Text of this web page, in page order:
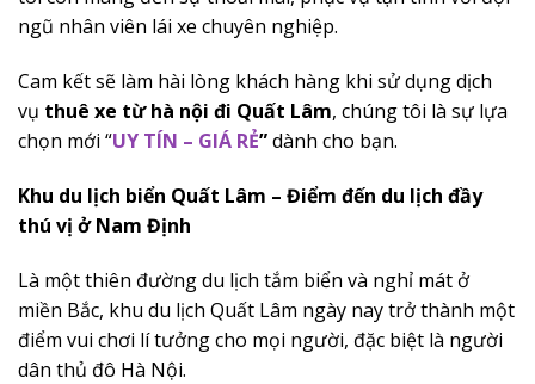
ngũ nhân viên lái xe chuyên nghiệp.
Cam kết sẽ làm hài lòng khách hàng khi sử dụng dịch
vụ thuê xe từ hà nội đi Quất Lâm, chúng tôi là sự lựa
chọn mới “UY TÍN – GIÁ RẺ”dành cho bạn.
Khu du lịch biển Quất Lâm – Điểm đến du lịch đầy
thú vị ở Nam Định
Là một thiên đường du lịch tắm biển và nghỉ mát ở
miền Bắc, khu du lịch Quất Lâm ngày nay trở thành một
điểm vui chơi lí tưởng cho mọi người, đặc biệt là người
dân thủ đô Hà Nội.